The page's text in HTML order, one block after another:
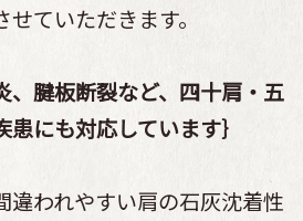
ていただきます。
、腱板断裂など、四十肩・五
にも対応しています｝
違われやすい肩の石灰沈着性